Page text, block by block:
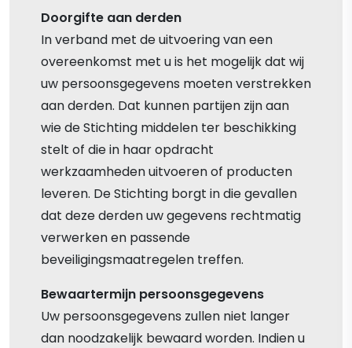
Doorgifte aan derden
In verband met de uitvoering van een
overeenkomst met u is het mogelijk dat wij
uw persoonsgegevens moeten verstrekken
aan derden. Dat kunnen partijen zijn aan
wie de Stichting middelen ter beschikking
stelt of die in haar opdracht
werkzaamheden uitvoeren of producten
leveren. De Stichting borgt in die gevallen
dat deze derden uw gegevens rechtmatig
verwerken en passende
beveiligingsmaatregelen treffen.
Bewaartermijn persoonsgegevens
Uw persoonsgegevens zullen niet langer
dan noodzakelijk bewaard worden. Indien u